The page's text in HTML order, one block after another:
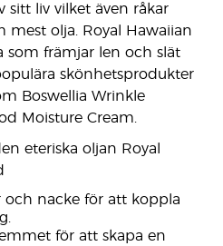
sitt liv vilket även råkar
mest olja. Royal Hawaiian
som främjar len och slät
skönhetsprodukter
Boswellia Wrinkle
Moisture Cream.
eteriska oljan Royal
och nacke för att koppla
för att skapa en